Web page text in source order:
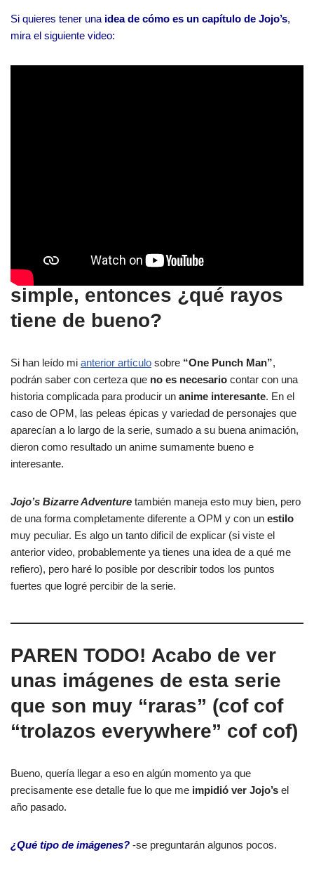
Si quieres tener una idea de cómo es un capítulo de Jojo’s,
mira el siguiente video:
Pero si la historia es algo
simple, entonces ¿qué rayos
tiene de bueno?
Si han leído mi anterior artículo sobre “One Punch Man”,
podrán saber con certeza que no es necesario contar con una
historia complicada para producir un anime interesante. En el
caso de OPM, las peleas épicas y variedad de personajes que
aparecían a lo largo de la serie, sumado a su buena animación,
dieron como resultado un anime sumamente bueno e
interesante.
Jojo’s Bizarre Adventure también maneja esto muy bien, pero
de una forma completamente diferente a OPM y con un estilo
muy peculiar. Es algo un tanto dificil de explicar (si viste el
anterior video, probablemente ya tienes una idea de a qué me
refiero), pero haré lo posible por describir todos los puntos
fuertes que logré percibir de la serie.
PAREN TODO! Acabo de ver
unas imágenes de esta serie
que son muy “raras” (cof cof
“trolazos everywhere” cof cof)
Bueno, quería llegar a eso en algún momento ya que
precisamente ese detalle fue lo que me impidió ver Jojo’s el
año pasado.
¿Qué tipo de imágenes? -se preguntarán algunos pocos.